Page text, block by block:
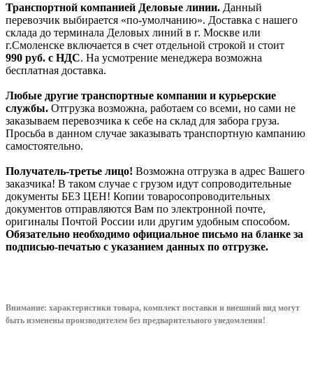
Транспортной компанией Деловые линии. Данный
перевозчик выбирается «по-умолчанию». Доставка с нашего
склада до терминала Деловых линий в г. Москве или
г.Смоленске включается в счет отдельной строкой и стоит
990 руб. с НДС. На усмотрение менеджера возможна
бесплатная доставка.
Любые другие транспортные компании и курьерские
службы. Отгрузка возможна, работаем со всеми, но сами не
заказываем перевозчика к себе на склад для забора груза.
Просьба в данном случае заказывать транспортную кампанию
самостоятельно.
Получатель-третье лицо! Возможна отгрузка в адрес Вашего
заказчика! В таком случае с грузом идут сопроводительные
документы БЕЗ ЦЕН! Копии товаросопроводительных
документов отправляются Вам по электронной почте,
оригиналы Почтой России или другим удобным способом.
Обязательно необходимо официальное письмо на бланке за
подписью-печатью с указанием данных по отгрузке.
Внимание: характеристики товара, комплект поставки и внешний вид могут
быть изменены производителем без предварительного уведомления!